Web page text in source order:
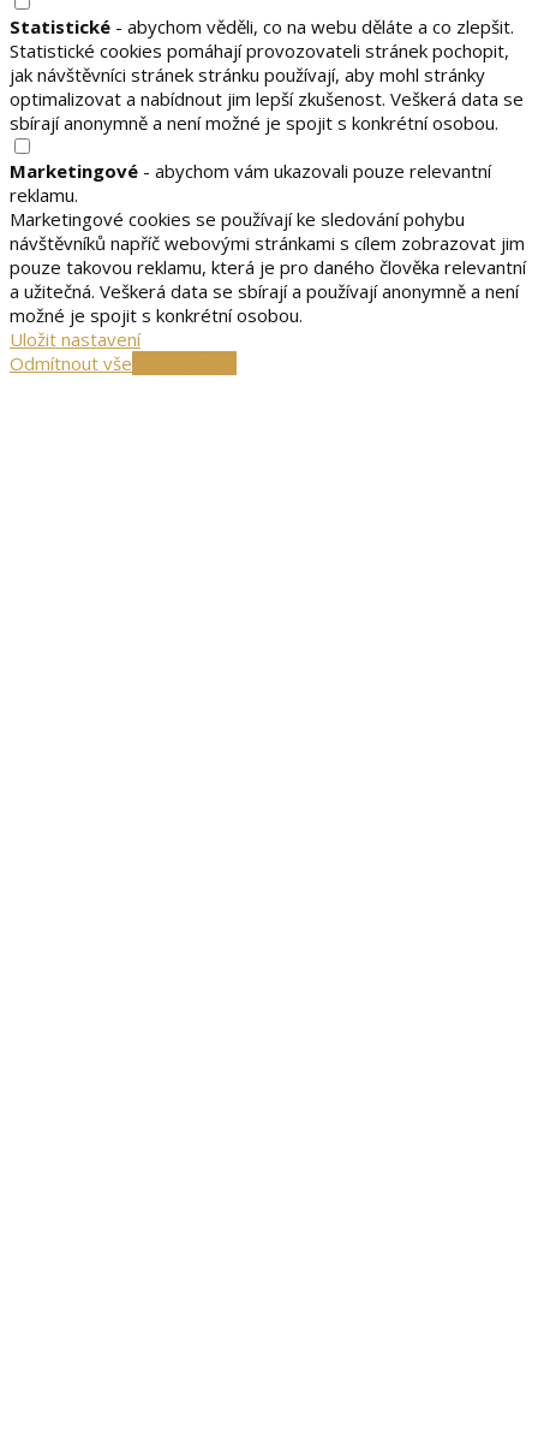
Statistické - abychom věděli, co na webu děláte a co zlepšit.
Statistické cookies pomáhají provozovateli stránek pochopit,
jak návštěvníci stránek stránku používají, aby mohl stránky
optimalizovat a nabídnout jim lepší zkušenost. Veškerá data se
sbírají anonymně a není možné je spojit s konkrétní osobou.
Marketingové - abychom vám ukazovali pouze relevantní
reklamu.
Marketingové cookies se používají ke sledování pohybu
návštěvníků napříč webovými stránkami s cílem zobrazovat jim
pouze takovou reklamu, která je pro daného člověka relevantní
a užitečná. Veškerá data se sbírají a používají anonymně a není
možné je spojit s konkrétní osobou.
Uložit nastavení
Odmítnout vše